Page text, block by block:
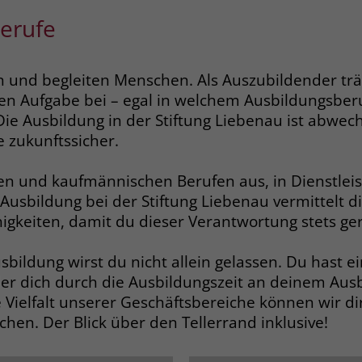
und begleiten Menschen. Als Auszubildender
Aufgabe bei – egal in welchem
Ausbildung in der Stiftung Liebenau ist
zukunftssicher.
und kaufmännischen Berufen aus, in
bei der Stiftung Liebenau vermittelt
damit du dieser Verantwortung stets
wirst du nicht allein gelassen. Du hast
dich durch die Ausbildungszeit an deinem
unserer Geschäftsbereiche können wir
Der Blick über den Tellerrand inklusive!
Name
Laufzeit Session
Zweck
Behält die Zustände des Benutzers bei allen
Seitenanfragen bei.
Name cookie_optin
Anbieter www.stiftung-liebenau.de
Laufzeit 1 Monat
Zweck
Behält die Zustimmung des Benutzers zum
Cookie Opt-In
Name _clsk
Laufzeit 1 Jahr
Zweck
Microsoft Clarity setzt dieses Cookie, um die
und in einer einzigen Sitzungsaufzeichnung
zusammenzufassen.
Name _gcl_au